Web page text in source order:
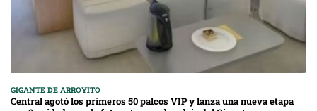
GIGANTE DE ARROYITO
Central agotó los primeros 50 palcos VIP y lanza una nueva etapa